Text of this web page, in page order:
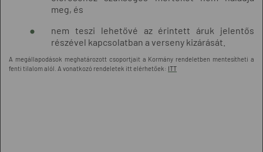
meg, és
nem teszi lehetővé az érintett áruk jelentős
részével kapcsolatban a verseny kizárását.
A megállapodások meghatározott csoportjait a Kormány rendeletben mentesítheti a
fenti tilalom alól. A vonatkozó rendeletek itt elérhetőek: ITT